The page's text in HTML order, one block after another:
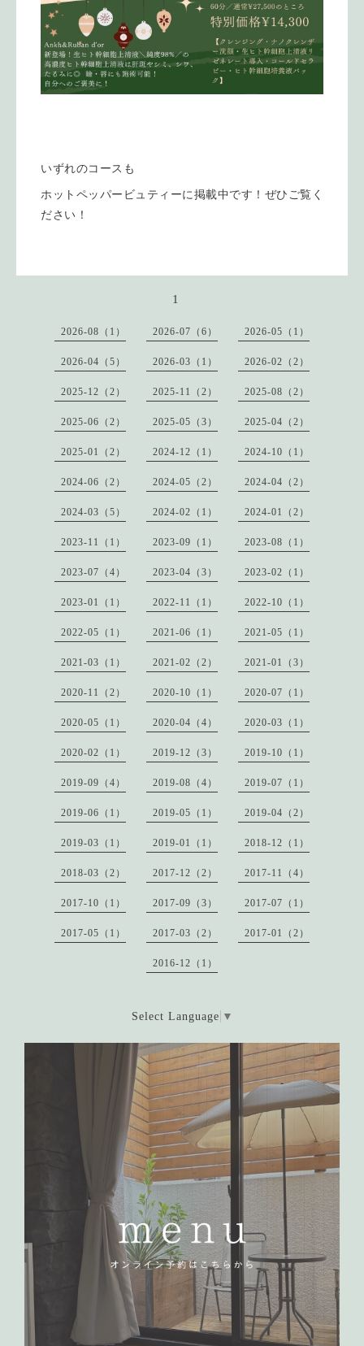
いずれのコースも
ホットペッパービュティーに掲載中です！ぜひご覧く
ださい！
1
2026-08（1） 2026-07（6） 2026-05（1）
2026-04（5） 2026-03（1） 2026-02（2）
2025-12（2） 2025-11（2） 2025-08（2）
2025-06（2） 2025-05（3） 2025-04（2）
2025-01（2） 2024-12（1） 2024-10（1）
2024-06（2） 2024-05（2） 2024-04（2）
2024-03（5） 2024-02（1） 2024-01（2）
2023-11（1） 2023-09（1） 2023-08（1）
2023-07（4） 2023-04（3） 2023-02（1）
2023-01（1） 2022-11（1） 2022-10（1）
2022-05（1） 2021-06（1） 2021-05（1）
2021-03（1） 2021-02（2） 2021-01（3）
2020-11（2） 2020-10（1） 2020-07（1）
2020-05（1） 2020-04（4） 2020-03（1）
2020-02（1） 2019-12（3） 2019-10（1）
2019-09（4） 2019-08（4） 2019-07（1）
2019-06（1） 2019-05（1） 2019-04（2）
2019-03（1） 2019-01（1） 2018-12（1）
2018-03（2） 2017-12（2） 2017-11（4）
2017-10（1） 2017-09（3） 2017-07（1）
2017-05（1） 2017-03（2） 2017-01（2）
2016-12（1）
Select Language ▼